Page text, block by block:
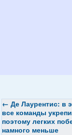
← Де Лаурентис: в
все команды
поэтому легких
намного меньше